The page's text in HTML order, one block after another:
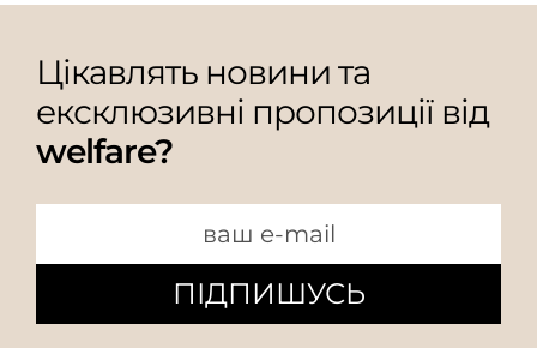
Цікавлять новини та
ексклюзивні пропозиції від
welfare?
ПІДПИШУСЬ